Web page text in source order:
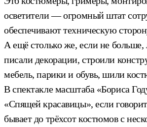
осветители — огромный штат
обеспечивают техническую
А ещё столько же, если не
писали декорации, строили
мебель, парики и обувь, шили
В спектакле масштаба «Бориса
«Спящей красавицы», если
бывает до трёхсот костюмов с